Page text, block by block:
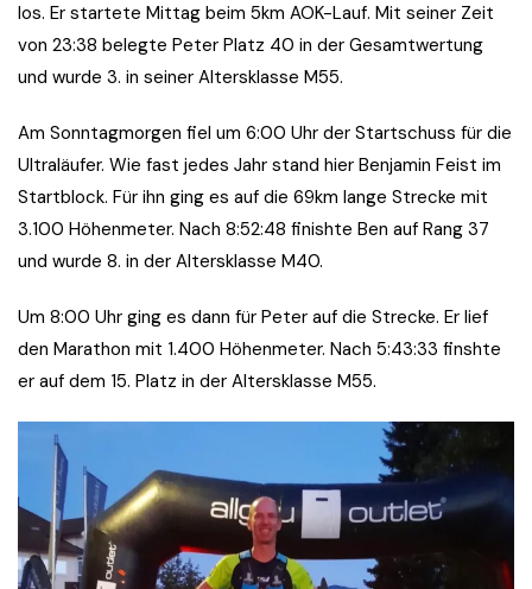
los. Er startete Mittag beim 5km AOK-Lauf. Mit seiner Zeit
von 23:38 belegte Peter Platz 40 in der Gesamtwertung
und wurde 3. in seiner Altersklasse M55.
Am Sonntagmorgen fiel um 6:00 Uhr der Startschuss für die
Ultraläufer. Wie fast jedes Jahr stand hier Benjamin Feist im
Startblock. Für ihn ging es auf die 69km lange Strecke mit
3.100 Höhenmeter. Nach 8:52:48 finishte Ben auf Rang 37
und wurde 8. in der Altersklasse M40.
Um 8:00 Uhr ging es dann für Peter auf die Strecke. Er lief
den Marathon mit 1.400 Höhenmeter. Nach 5:43:33 finshte
er auf dem 15. Platz in der Altersklasse M55.